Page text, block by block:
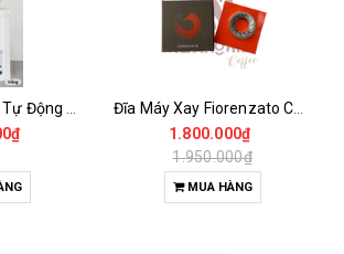
1.800.000₫
1.950.000₫
MUA HÀNG